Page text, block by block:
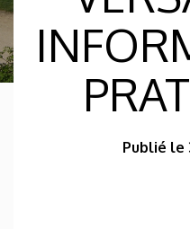
Publié le